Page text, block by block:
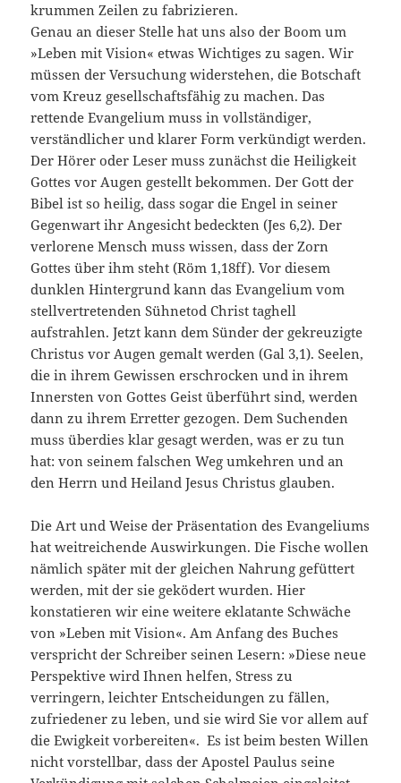
krummen Zeilen zu fabrizieren.
Genau an dieser Stelle hat uns also der Boom um
»Leben mit Vision« etwas Wichtiges zu sagen. Wir
müssen der Versuchung widerstehen, die Botschaft
vom Kreuz gesellschaftsfähig zu machen. Das
rettende Evangelium muss in vollständiger,
verständlicher und klarer Form verkündigt werden.
Der Hörer oder Leser muss zunächst die Heiligkeit
Gottes vor Augen gestellt bekommen. Der Gott der
Bibel ist so heilig, dass sogar die Engel in seiner
Gegenwart ihr Angesicht bedeckten (Jes 6,2). Der
verlorene Mensch muss wissen, dass der Zorn
Gottes über ihm steht (Röm 1,18ff). Vor diesem
dunklen Hintergrund kann das Evangelium vom
stellvertretenden Sühnetod Christ taghell
aufstrahlen. Jetzt kann dem Sünder der gekreuzigte
Christus vor Augen gemalt werden (Gal 3,1). Seelen,
die in ihrem Gewissen erschrocken und in ihrem
Innersten von Gottes Geist überführt sind, werden
dann zu ihrem Erretter gezogen. Dem Suchenden
muss überdies klar gesagt werden, was er zu tun
hat: von seinem falschen Weg umkehren und an
den Herrn und Heiland Jesus Christus glauben.
Die Art und Weise der Präsentation des Evangeliums
hat weitreichende Auswirkungen. Die Fische wollen
nämlich später mit der gleichen Nahrung gefüttert
werden, mit der sie geködert wurden. Hier
konstatieren wir eine weitere eklatante Schwäche
von »Leben mit Vision«. Am Anfang des Buches
verspricht der Schreiber seinen Lesern: »Diese neue
Perspektive wird Ihnen helfen, Stress zu
verringern, leichter Entscheidungen zu fällen,
zufriedener zu leben, und sie wird Sie vor allem auf
die Ewigkeit vorbereiten«. Es ist beim besten Willen
nicht vorstellbar, dass der Apostel Paulus seine